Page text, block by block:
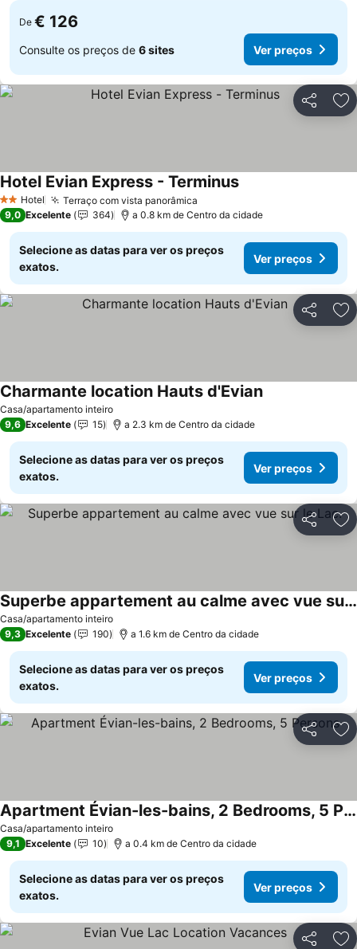
De € 126
Consulte os preços de 6 sites Ver preços
Partilhar
2 Estrelas
Hotel Terraço com vista panorâmica
Hotel Evian Express - Terminus
9,0 Excelente 364 a 0.8 km de Centro da cidade
Selecione as datas para ver os preços
exatos.
Ver preços
Partilhar
Casa/apartamento inteiro
Charmante location Hauts d'Evian
9,6 Excelente 15 a 2.3 km de Centro da cidade
Selecione as datas para ver os preços
exatos.
Ver preços
Partilhar
Casa/apartamento inteiro
Superbe appartement au calme avec vue sur le Lac.
9,3 Excelente 190 a 1.6 km de Centro da cidade
Selecione as datas para ver os preços
exatos.
Ver preços
Partilhar
Casa/apartamento inteiro
Apartment Évian-les-bains, 2 Bedrooms, 5 Persons
9,1 Excelente 10 a 0.4 km de Centro da cidade
Selecione as datas para ver os preços
exatos.
Ver preços
Partilhar